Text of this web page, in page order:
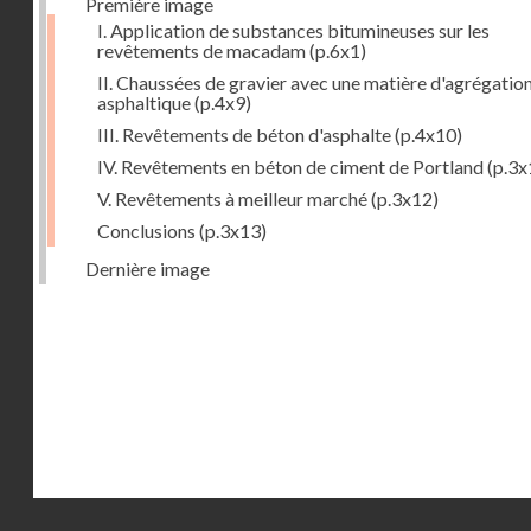
I. Application de substances bitumineuses sur les
revêtements de macadam(p.6x1)
II. Chaussées de gravier avec une matière
asphaltique(p.4x9)
III. Revêtements de béton d'asphalte(p.4x10)
IV. Revêtements en béton de ciment de Portland
V. Revêtements à meilleur marché(p.3x12)
Conclusions (p.3x13)
Dernière image